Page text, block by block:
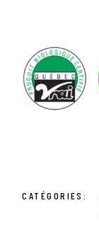
CATÉGORIES: